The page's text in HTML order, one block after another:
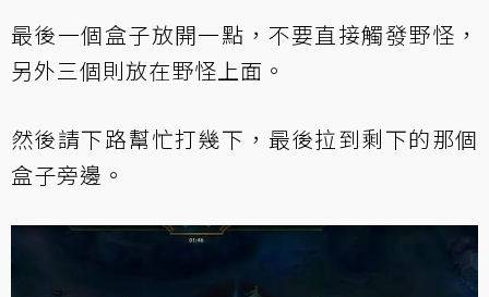
最後一個盒子放開一點，不要直接觸發野怪，
另外三個則放在野怪上面。
然後請下路幫忙打幾下，最後拉到剩下的那個
盒子旁邊。